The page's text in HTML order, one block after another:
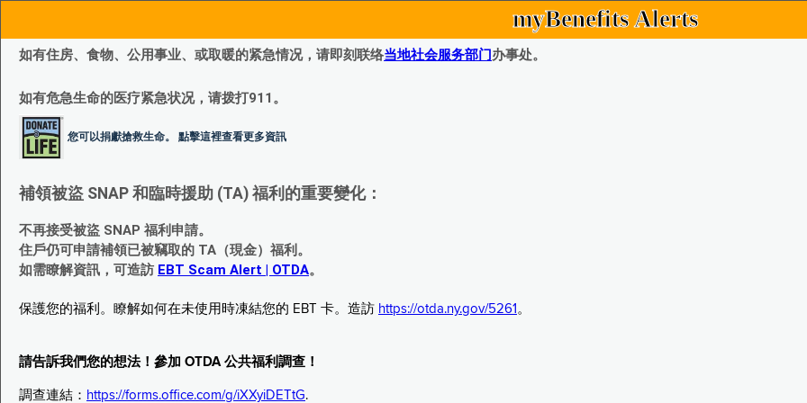
myBenefits Alerts
如有住房、食物、公用事业、或取暖的紧急情况，请即刻联络当地社会服务部门办事处。
如有危急生命的医疗紧急状况，请拨打911。
您可以捐獻搶救生命。 點擊這裡查看更多資訊
補領被盜 SNAP 和臨時援助 (TA) 福利的重要變化：
不再接受被盜 SNAP 福利申請。
住戶仍可申請補領已被竊取的 TA（現金）福利。
如需瞭解資訊，可造訪 EBT Scam Alert | OTDA。
保護您的福利。瞭解如何在未使用時凍結您的 EBT 卡。造訪 https://otda.ny.gov/5261 。
請告訴我們您的想法！參加 OTDA 公共福利調查！
調查連結： https://forms.office.com/g/iXXyiDETtG.